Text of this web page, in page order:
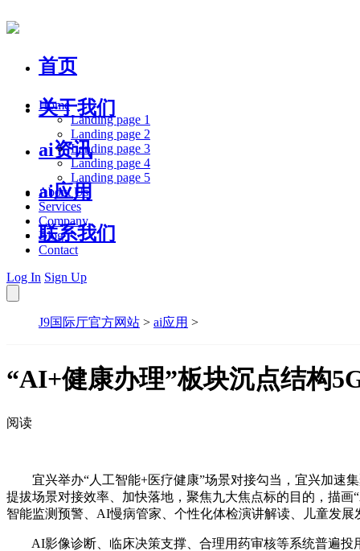
首页
关于我们
ai资讯
ai应用
联系我们
Home
Landing page 1
Landing page 2
Landing page 3
Landing page 4
Landing page 5
About Us
Services
Company
Blog
Contact
Log In Sign Up
J9国际厅官方网站 > ai应用 >
“AI+健康办理”板块沉点结构
阅读
宜兴举办“人工智能+医疗健康”场景对接勾当，宜兴加速集
提拔场景对接效率、加快落地，聚焦九大焦点标的目的，描
智能监测预警、AI慢病管家、个性化体检演讲解读、儿童发
AI影像诊断、临床决策支撑、合理用药审核等系统普遍投